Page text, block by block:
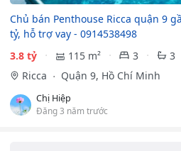
Chủ bán Penthouse Ricca quận 9
tỷ, hỗ trợ vay - 0914538498
3.8 tỷ
115 m² 3
3
Ricca
Quận 9, Hồ Chí Minh
Chị Hiệp
Đăng 3 năm trước